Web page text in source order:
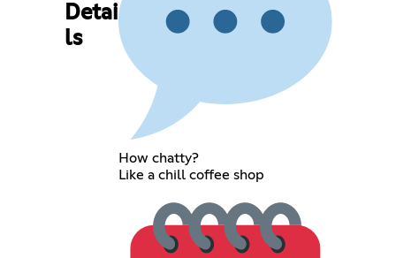
Detai
ls
How chatty?
Like a chill coffee shop